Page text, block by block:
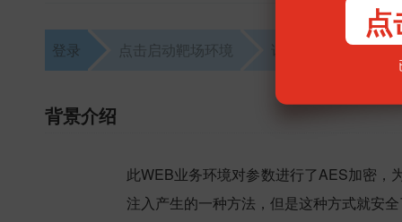
登录 点击启动靶场环境 解题
背景介绍
此WEB业务环境对参数进行了AES加密，
注入产生的一种方法，但是这种方式就安